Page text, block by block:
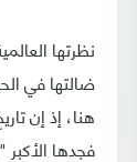
نظرتها
ضالتها في
هنا، إذ إن
فجدها